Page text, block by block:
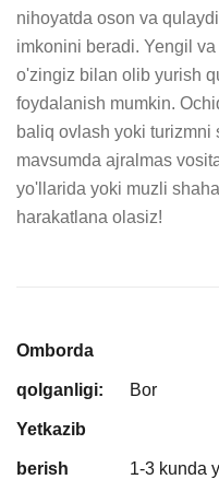
nihoyatda oson va
imkonini beradi. Yengil
o'zingiz bilan olib yurish
foydalanish mumkin.
baliq ovlash yoki
mavsumda ajralmas
yo'llarida yoki muzli
harakatlana olasiz!
Omborda
qolganligi: Bor
Yetkazib
berish
1-3 kunda